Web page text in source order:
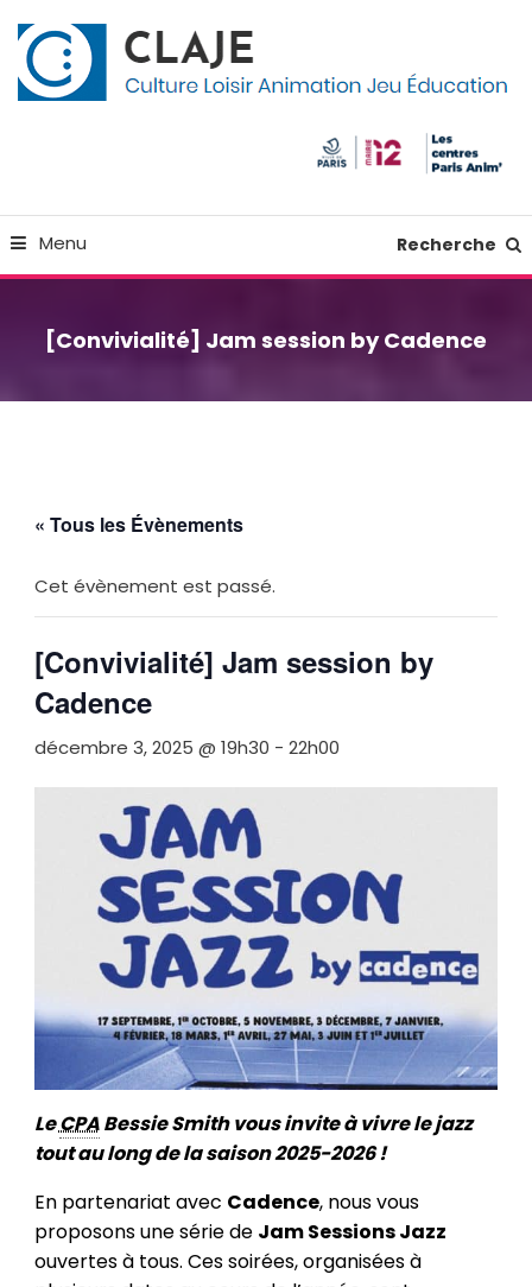
To
Content
Menu Recherche
[Convivialité] Jam session by Cadence
« Tous les Évènements
Cet évènement est passé.
[Convivialité] Jam session by
Cadence
décembre 3, 2025 @ 19h30 - 22h00
LeCPABessie Smith vous invite à vivre le jazz
tout au long de la saison 2025-2026 !
En partenariat avec Cadence, nous vous
proposons une série de Jam Sessions Jazz
ouvertes à tous. Ces soirées, organisées à